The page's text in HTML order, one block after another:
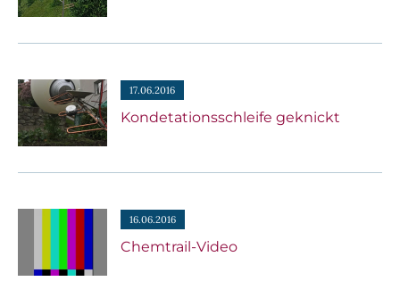
17.06.2016
Kondetationsschleife geknickt
16.06.2016
Chemtrail-Video